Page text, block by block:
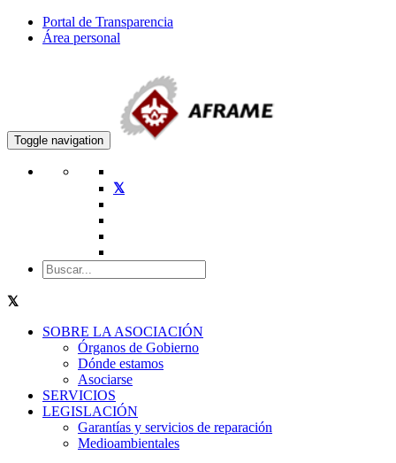
Portal de Transparencia
Área personal
Toggle navigation
SOBRE LA ASOCIACIÓN
Órganos de Gobierno
Dónde estamos
Asociarse
SERVICIOS
LEGISLACIÓN
Garantías y servicios de reparación
Medioambientales